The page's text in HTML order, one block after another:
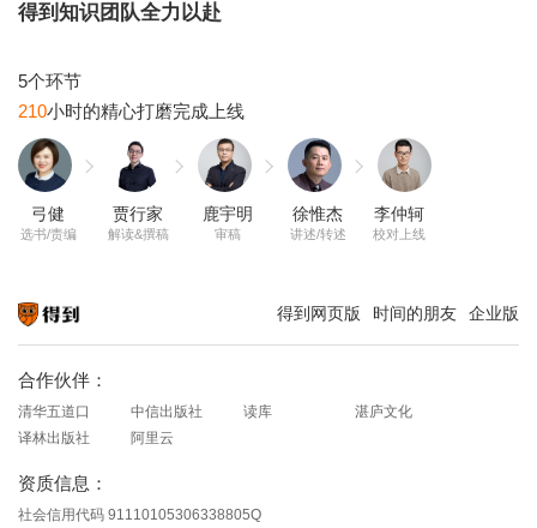
得到知识团队全力以赴
210
弓健
选书/责编
贾行家
解读&撰稿
鹿宇明
审稿
徐惟杰
讲述/转述
李仲轲
校对上线
得到网页版 时间的朋友 企业版
合作伙伴：
清华五道口 中信出版社 读库
湛庐文化
译林出版社
阿里云
资质信息：
社会信用代码 91110105306338805Q